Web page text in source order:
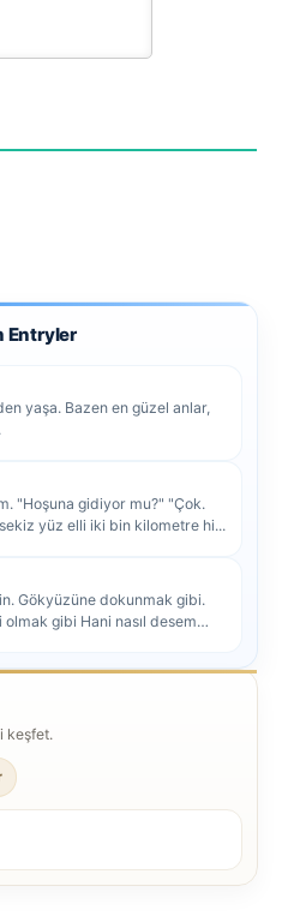
Entryler
yaşa. Bazen en güzel anlar,
"Hoşuna gidiyor mu?" "Çok.
yüz elli iki bin kilometre hi...
Gökyüzüne dokunmak gibi.
gibi Hani nasıl desem
keşfet.